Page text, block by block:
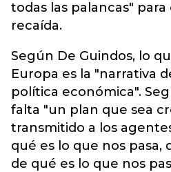
todas las palancas"
recaída.
Según De Guindos, lo
Europa es la "narrativa
política económica".
falta "un plan que sea
transmitido a los
qué es lo que nos pasa,
de qué es lo que nos